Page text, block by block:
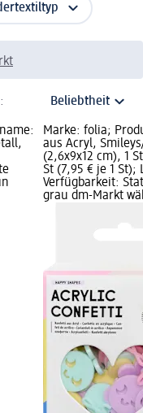
Marke: folia;
aus Acryl,
(2,6x9x12 cm), 1
St (7,95 € je 1
Verfügbarkeit:
grau dm-Markt